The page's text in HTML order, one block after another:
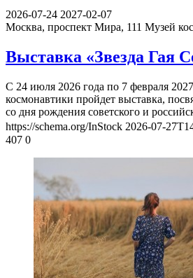
2026-07-24 2027-02-07
Москва, проспект Мира, 111 Музей
Выставка «Звезда Гая
С 24 июля 2026 года по 7 февраля
космонавтики пройдет выставка,
со дня рождения советского и
https://schema.org/InStock 2026-07-
407 0